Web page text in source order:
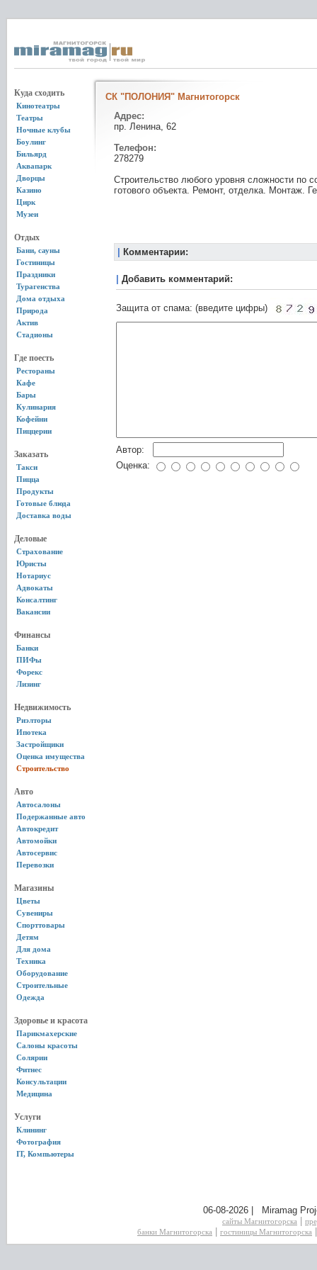
Куда сходить
Кинотеатры
Театры
Ночные клубы
Боулинг
Бильярд
Аквапарк
Дворцы
Казино
Цирк
Музеи
Отдых
Бани, сауны
Гостиницы
Праздники
Турагенства
Дома отдыха
Природа
Актив
Стадионы
Где поесть
Рестораны
Кафе
Бары
Кулинария
Кофейни
Пиццерии
Заказать
Такси
Пицца
Продукты
Готовые блюда
Доставка воды
Деловые
Страхование
Юристы
Нотариус
Адвокаты
Консалтинг
Вакансии
Финансы
Банки
ПИФы
Форекс
Лизинг
Недвижимость
Риэлторы
Ипотека
Застройщики
Оценка имущества
Строительство
Авто
Автосалоны
Подержанные авто
Автокредит
Автомойки
Автосервис
Перевозки
Магазины
Цветы
Сувениры
Спорттовары
Детям
Для дома
Техника
Оборудование
Строительные
Одежда
Здоровье и красота
Парикмахерские
Салоны красоты
Солярии
Фитнес
Консультации
Медицина
Услуги
Клининг
Фотография
IT, Компьютеры
СК "ПОЛОНИЯ" Магнитогорск
Адрес:
пр. Ленина, 62
Телефон:
278279
Строительство любого уровня сложности по
готового объекта. Ремонт, отделка. Монтаж.
Комментарии:
Добавить комментарий:
Защита от спама: (введите цифры)
Автор:
Оценка:
06-08-2026 | Miramag
сайты Магнитогорска
банки Магнитогорска
гостиницы Магнитогорска